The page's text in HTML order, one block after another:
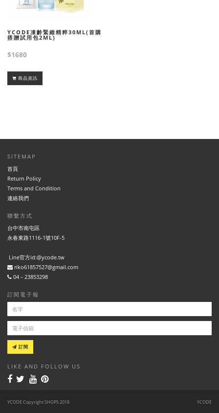
YCODE凍齡緊緻精粹30ML(首購
搭贈試用包2ML)
$1680
商品資訊
SITEMAP
首頁
Return Policy
Terms and Condition
連絡我們
聯繫方式
台中市南屯區
永春東路1116-1號10F-5
Line官方id:@ycode.tw
riko61857527@gmail.com
04－23853298
訂閱電子報
訂閱
LIKE AND FOLLOW US
YCODE Copyright SHOPS 2018 YCODE